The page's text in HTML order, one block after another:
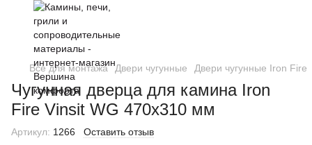
Все для монтажа Двери чугунные Двери чугунные Iron Fire
Чугунная дверца для камина Iron
Fire Vinsit WG 470х310 мм
Артикул: 1266 Оставить отзыв